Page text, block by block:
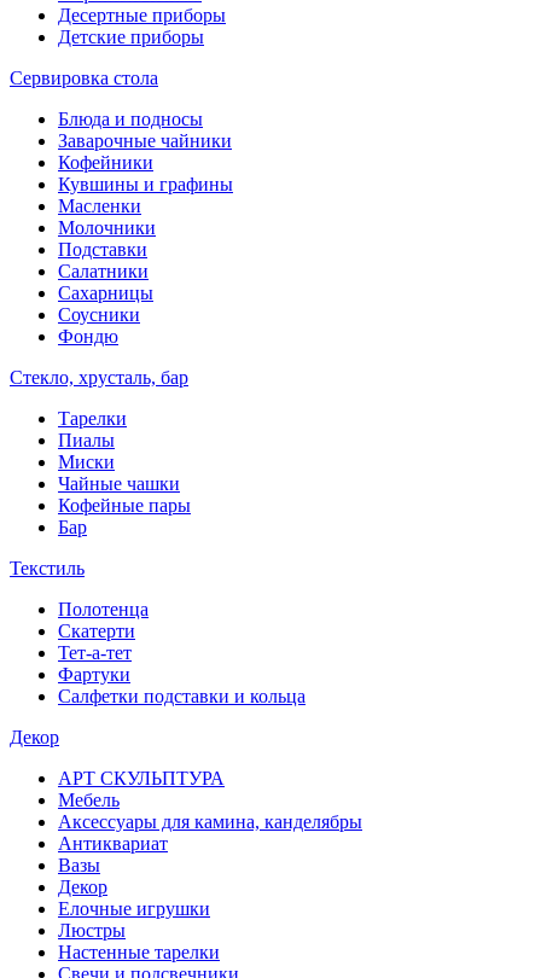
Десертные приборы
Детские приборы
Сервировка стола
Блюда и подносы
Заварочные чайники
Кофейники
Кувшины и графины
Масленки
Молочники
Подставки
Салатники
Сахарницы
Соусники
Фондю
Стекло, хрусталь, бар
Тарелки
Пиалы
Миски
Чайные чашки
Кофейные пары
Бар
Текстиль
Полотенца
Скатерти
Тет-а-тет
Фартуки
Салфетки подставки и кольца
Декор
АРТ СКУЛЬПТУРА
Мебель
Аксессуары для камина, канделябры
Антиквариат
Вазы
Декор
Елочные игрушки
Люстры
Настенные тарелки
Свечи и подсвечники